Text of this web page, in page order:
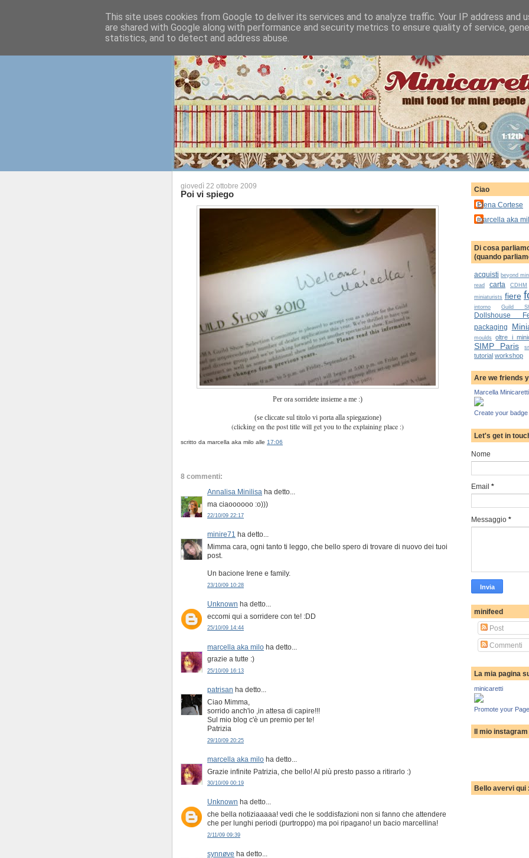
giovedì 22 ottobre 2009
Poi vi spiego
Per ora sorridete insieme a me :)
(se cliccate sul titolo vi porta alla spiegazione)
(clicking on the post title will get you to the explaining place :)
scritto da marcella aka milo alle 17:06
8 commenti:
Annalisa Minilisa ha detto...
ma ciaoooooo :o)))
22/10/09 22:17
minire71
ha detto...
Mimma cara, ogni tanto ti leggo, che bello spero di trovare di nuovo dei tuoi
post.
Un bacione Irene e family.
23/10/09 10:28
Unknown ha detto...
eccomi qui a sorridere con te! :DD
25/10/09 14:44
marcella aka milo ha detto...
grazie a tutte :)
25/10/09 16:13
patrisan ha detto...
Ciao Mimma,
sorrido anch'io ,in attesa di capire!!!
Sul mio blog c'è un premio per te!
Patrizia
29/10/09 20:25
marcella aka milo ha detto...
Grazie infinite Patrizia, che bello! Al più presto passo a ritirarlo :)
30/10/09 00:19
Unknown ha detto...
che bella notiziaaaaa! vedi che le soddisfazioni non si fanno che attendere
che per lunghi periodi (purtroppo) ma poi ripagano! un bacio marcellina!
2/11/09 09:39
synnøve ha detto...
Ciao
Elena Cortese
marcella aka
Di cosa
(quando
acquisti beyond
read
carta CDHM
miniaturists fiere
intorno
Guild
Dollshouse
packaging
moulds
oltre i
SIMP Paris
tutorial workshop
Are we friends
Marcella Minicaretti
Create your badge
Let's get in
Nome
Email *
Messaggio *
minifeed
Post
Commenti
La mia pagina
minicaretti
Promote your
Il mio instagram
Bello avervi qui
This site uses cookies from Google to deliver its services and to analyze traffic. Your IP address and
are shared with Google along with performance and security metrics to ensure quality of service,
statistics, and to detect and address abuse.